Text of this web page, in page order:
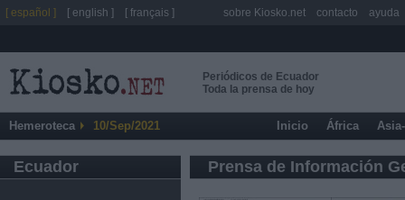
Periódicos de Ecuador
Toda la prensa de hoy
Hemeroteca 10/Sep/2021 Inicio África
Ecuador Prensa de Información
[ español ] [ english ] [ français ] sobre Kiosko.net contacto ayuda